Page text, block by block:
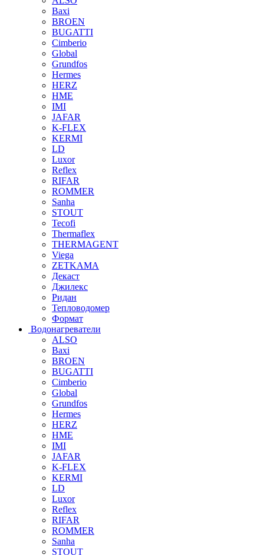
Baxi
BROEN
BUGATTI
Cimberio
Global
Grundfos
Hermes
HERZ
HME
IMI
JAFAR
K-FLEX
KERMI
LD
Luxor
Reflex
RIFAR
ROMMER
Sanha
STOUT
Tecofi
Thermaflex
THERMAGENT
Viega
ZETKAMA
Декаст
Джилекс
Ридан
Тепловодомер
Формат
Водонагреватели
ALSO
Baxi
BROEN
BUGATTI
Cimberio
Global
Grundfos
Hermes
HERZ
HME
IMI
JAFAR
K-FLEX
KERMI
LD
Luxor
Reflex
RIFAR
ROMMER
Sanha
STOUT